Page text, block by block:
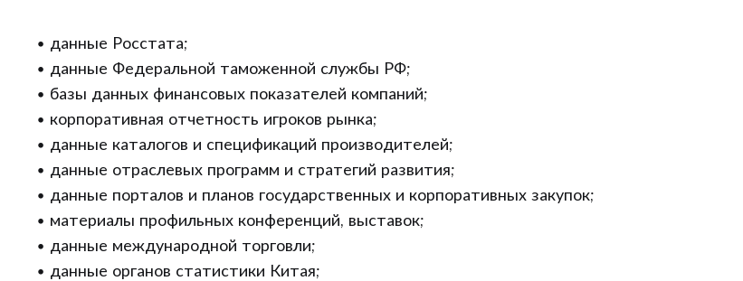
• данные Росстата;
• данные Федеральной таможенной службы РФ;
• базы данных финансовых показателей компаний;
• корпоративная отчетность игроков рынка;
• данные каталогов и спецификаций производителей;
• данные отраслевых программ и стратегий развития;
• данные порталов и планов государственных и корпоративных закупок;
• материалы профильных конференций, выставок;
• данные международной торговли;
• данные органов статистики Китая;